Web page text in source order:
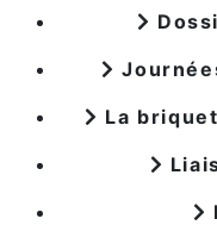
La